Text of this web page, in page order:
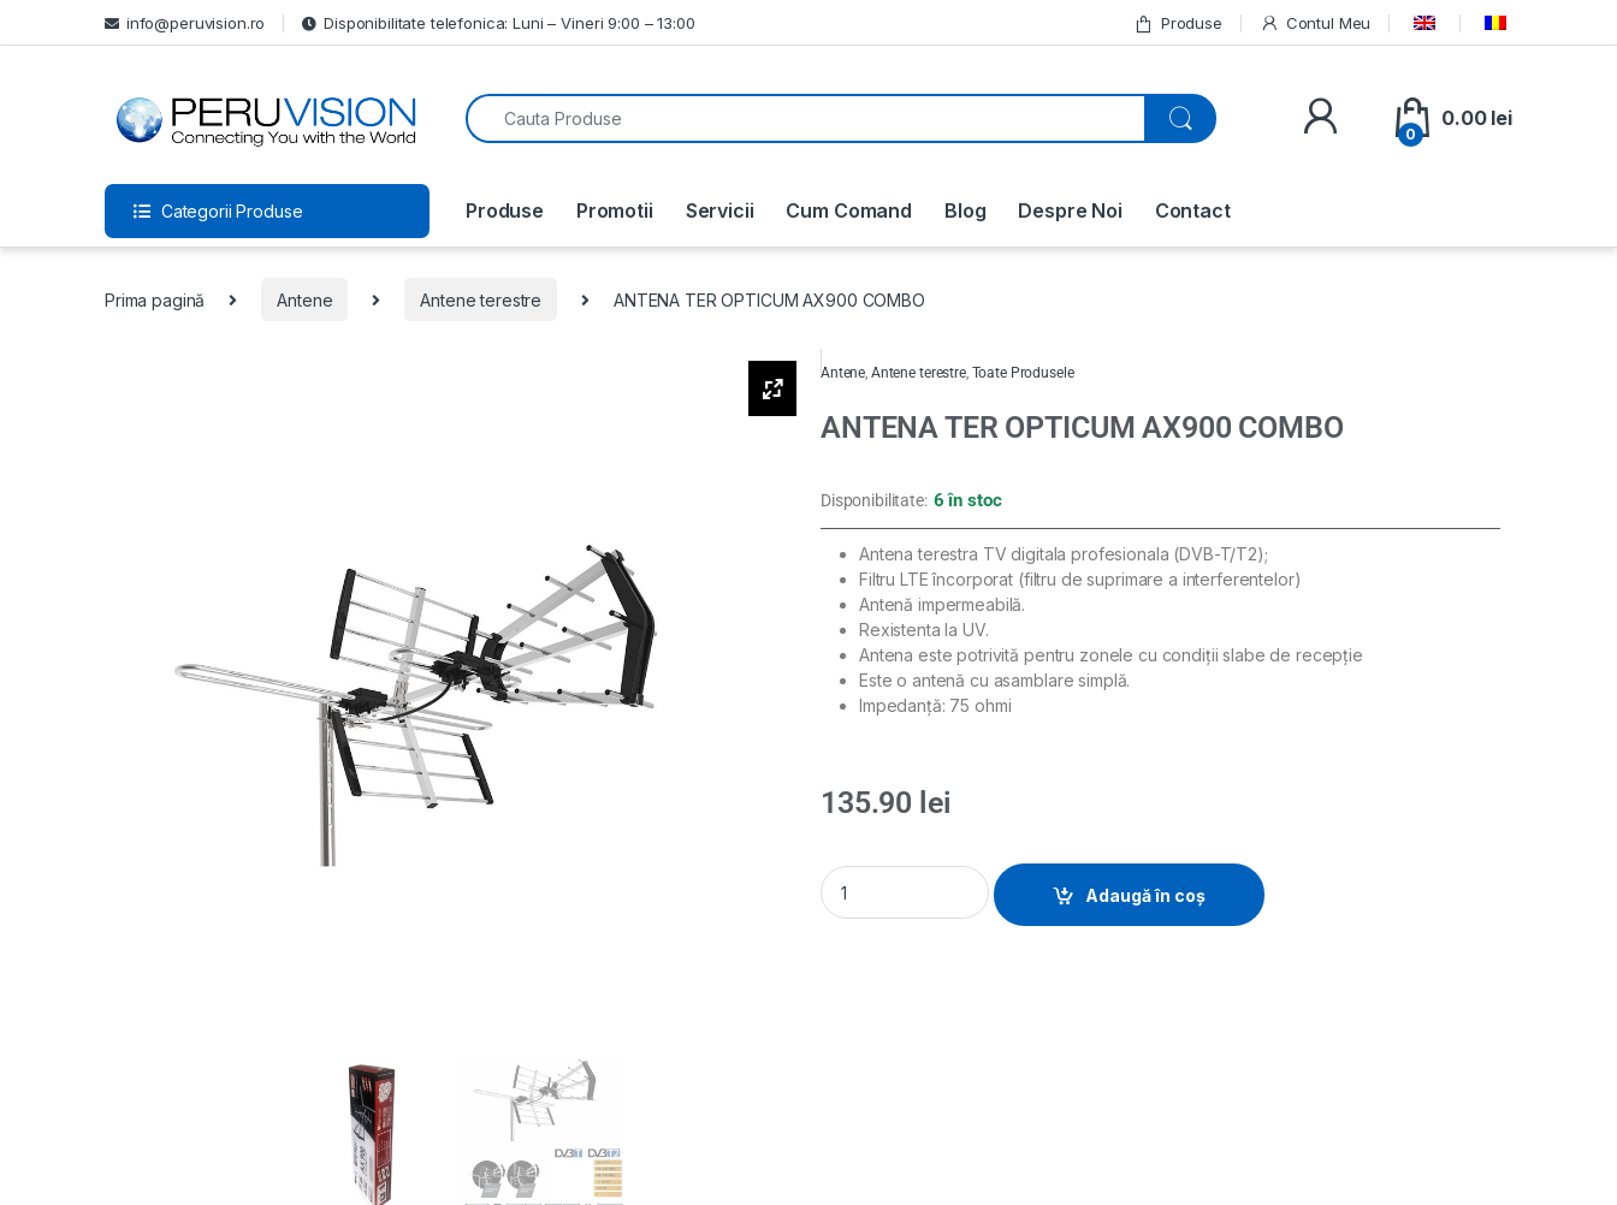
info@peruvision.ro Disponibilitate telefonica: Luni – Vineri 9:00 – 13:00 Produse Contul Meu
0
0.00 lei
Categorii Produse Produse Promotii Servicii Cum Comand Blog Despre Noi Contact
Prima pagină Antene Antene terestre ANTENA TER OPTICUM AX900 COMBO
Antene Antene terestre, Toate Produsele
ANTENA TER OPTICUM AX900 COMBO
Disponibilitate: 6 în stoc
Antena terestra TV digitala profesionala (DVB-T/T2);
Filtru LTE încorporat (filtru de suprimare a interferentelor)
Antenă impermeabilă.
Rexistenta la UV.
Antena este potrivită pentru zonele cu condiții slabe de recepție
Este o antenă cu asamblare simplă.
Impedanță: 75 ohmi
135.90 lei
Adaugă în coș